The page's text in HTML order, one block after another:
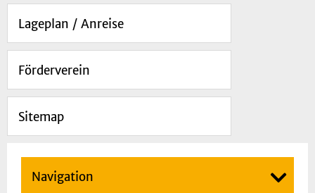
Lageplan / Anreise
Förderverein
Sitemap
Navigation